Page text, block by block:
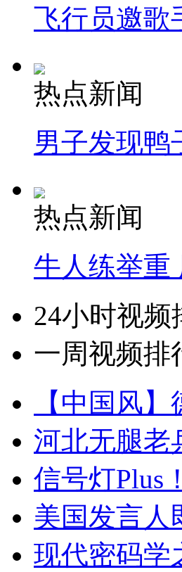
飞行员邀歌
热点新闻
男子发现鸭
热点新闻
牛人练举重
24小时视频
一周视频排
【中国风
河北无腿老
信号灯Plus
美国发言人
现代密码